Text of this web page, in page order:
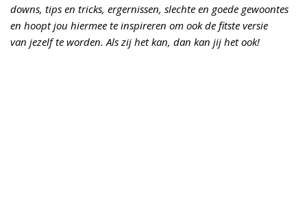
downs, tips en tricks, ergernissen, slechte en goede gewoontes
en hoopt jou hiermee te inspireren om ook de fitste versie
van jezelf te worden. Als zij het kan, dan kan jij het ook!